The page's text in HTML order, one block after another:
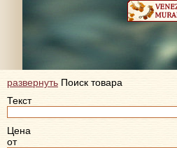
развернуть Поиск товара
Текст
Цена
от